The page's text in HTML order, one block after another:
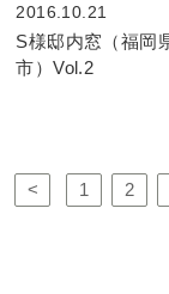
2016.10.21
S様邸内窓（福岡
市）Vol.2
< 1 2